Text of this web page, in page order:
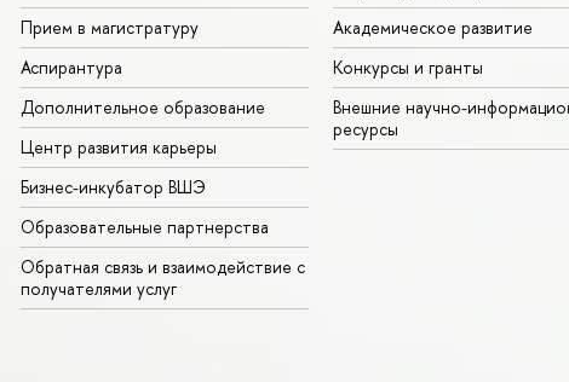
Прием в магистратуру
Аспирантура
Дополнительное образование
Центр развития карьеры
Бизнес-инкубатор ВШЭ
Образовательные партнерства
Обратная связь и взаимодействие с
получателями услу
Академическое развитие
Конкурсы и гранты
нешние научно-
ресурсы